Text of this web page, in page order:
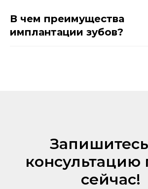
В чем преимущества
имплантации зубов?
консультацию
сейчас!